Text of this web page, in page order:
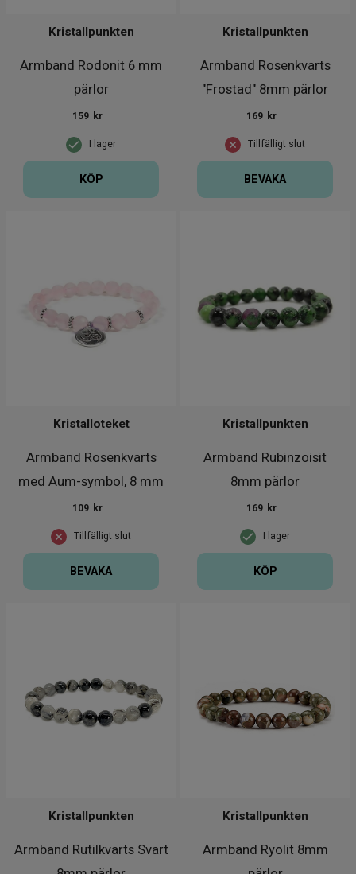
Armband Rodonit 6 mm
pärlor
Kristallpunkten
I lager
159 kr
KÖP
Armband Rosenkvarts
"Frostad" 8mm pärlor
Kristallpunkten
Tillfälligt slut
169 kr
BEVAKA
Armband Rosenkvarts
med Aum-symbol, 8 mm
Kristalloteket
Tillfälligt slut
109 kr
BEVAKA
Armband Rubinzoisit
8mm pärlor
Kristallpunkten
I lager
169 kr
KÖP
Armband Rutilkvarts Svart
Kristallpunkten
Armband Ryolit 8mm
Kristallpunkten